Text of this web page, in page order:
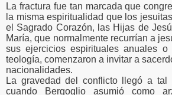
La fractura fue tan marcada que
la misma espiritualidad que los
el Sagrado Corazón, las Hijas de
María, que normalmente recurrían a
sus ejercicios espirituales anuales
teología, comenzaron a invitar a
nacionalidades.
La gravedad del conflicto llegó a tal
cuando Bergoglio asumió como